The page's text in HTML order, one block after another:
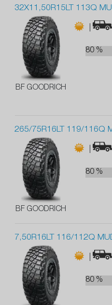
32X11,50R15LT 113Q
BF GOODRICH
|
80 %
265/75R16LT 119/116Q
BF GOODRICH
|
80 %
7,50R16LT 116/112Q
|
80 %